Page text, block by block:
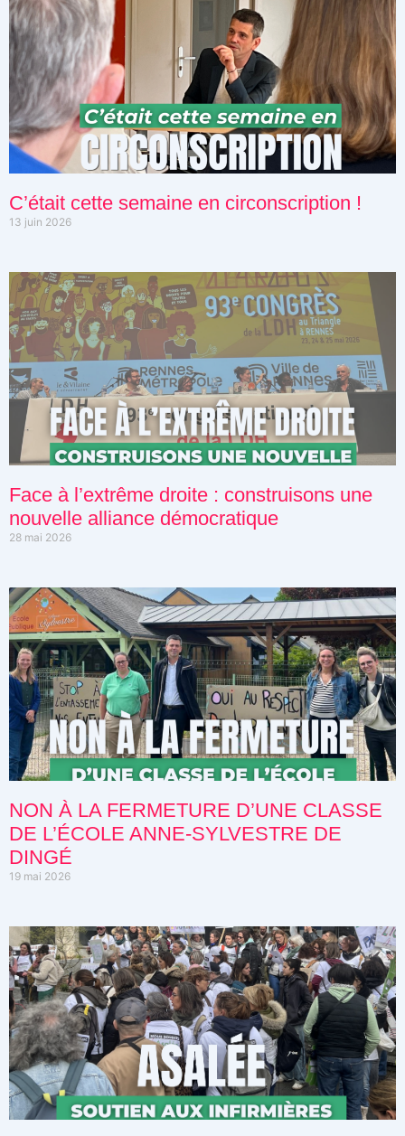
C’était cette semaine en circonscription !
13 juin 2026
Face à l’extrême droite : construisons une
nouvelle alliance démocratique
28 mai 2026
NON À LA FERMETURE D’UNE CLASSE
DE L’ÉCOLE ANNE-SYLVESTRE DE
DINGÉ
19 mai 2026